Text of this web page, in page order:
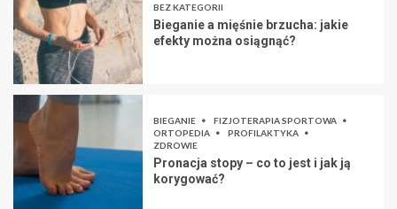
BEZ KATEGORII
Bieganie a mięśnie brzucha: jakie
efekty można osiągnąć?
BIEGANIE
FIZJOTERAPIA SPORTOWA
ORTOPEDIA
PROFILAKTYKA
ZDROWIE
Pronacja stopy – co to jest i jak ją
korygować?